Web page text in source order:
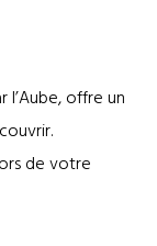
l’Aube, offre un
de votre